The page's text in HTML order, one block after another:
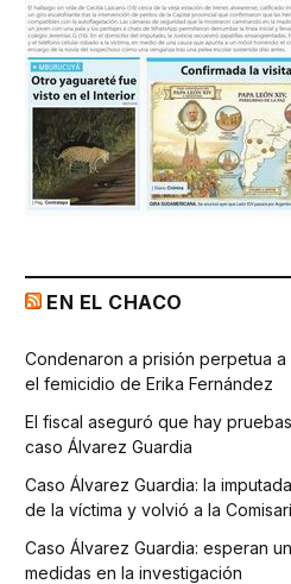
EN EL CHACO
Condenaron a prisión perpetua
el femicidio de Erika Fernández
El fiscal aseguró que hay
caso Álvarez Guardia
Caso Álvarez Guardia: la
de la víctima y volvió a la
Caso Álvarez Guardia: esperan
medidas en la investigación